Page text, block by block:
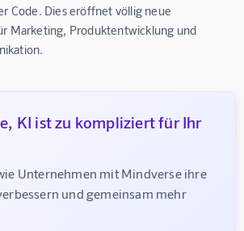
Code. Dies eröffnet völlig neue
Marketing, Produktentwicklung und
KI ist zu kompliziert für Ihr
Unternehmen mit Mindverse ihre
und gemeinsam mehr